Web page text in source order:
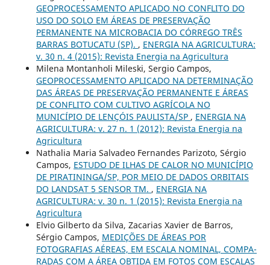
GEOPROCESSAMENTO APLICADO NO CONFLITO DO
USO DO SOLO EM ÁREAS DE PRESERVAÇÃO
PERMANENTE NA MICROBACIA DO CÓRREGO TRÊS
BARRAS BOTUCATU (SP). , ENERGIA NA AGRICULTURA:
v. 30 n. 4 (2015): Revista Energia na Agricultura
Milena Montanholi Mileski, Sergio Campos,
GEOPROCESSAMENTO APLICADO NA DETERMINAÇÃO
DAS ÁREAS DE PRESERVAÇÃO PERMANENTE E ÁREAS
DE CONFLITO COM CULTIVO AGRÍCOLA NO
MUNICÍPIO DE LENÇÓIS PAULISTA/SP , ENERGIA NA
AGRICULTURA: v. 27 n. 1 (2012): Revista Energia na
Agricultura
Nathalia Maria Salvadeo Fernandes Parizoto, Sérgio
Campos, ESTUDO DE ILHAS DE CALOR NO MUNICÍPIO
DE PIRATININGA/SP, POR MEIO DE DADOS ORBITAIS
DO LANDSAT 5 SENSOR TM. , ENERGIA NA
AGRICULTURA: v. 30 n. 1 (2015): Revista Energia na
Agricultura
Elvio Gilberto da Silva, Zacarias Xavier de Barros,
Sérgio Campos, MEDIÇÕES DE ÁREAS POR
FOTOGRAFIAS AÉREAS, EM ESCALA NOMINAL, COMPA-
RADAS COM A ÁREA OBTIDA EM FOTOS COM ESCALAS